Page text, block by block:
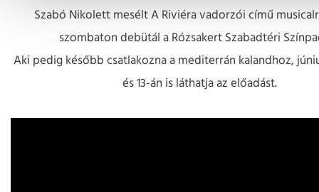
Szabó Nikolett mesélt A Riviéra vadorzói című
szombaton debütál a Rózsakert Szabadtéri
Aki pedig később csatlakozna a mediterrán kalandhoz,
és 13-án is láthatja az előadást.